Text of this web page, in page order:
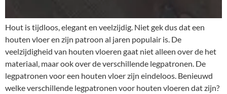
Hout is tijdloos, elegant en veelzijdig. Niet gek dus dat een
houten vloer en zijn patroon al jaren populair is. De
veelzijdigheid van houten vloeren gaat niet alleen over de het
materiaal, maar ook over de verschillende legpatronen. De
legpatronen voor een houten vloer zijn eindeloos. Benieuwd
welke verschillende legpatronen voor houten vloeren dat zijn?